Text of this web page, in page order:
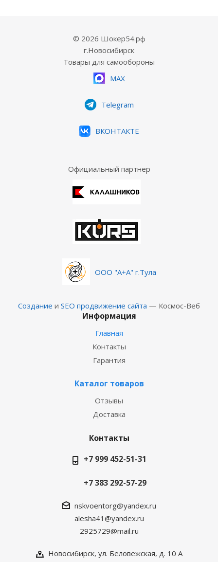
© 2026 Шокер54.рф
г.Новосибирск
Товары для самообороны
MAX
Telegram
ВКОНТАКТЕ
Официальный партнер
ООО "А+А" г.Тула
Создание и SEO продвижение сайта — Космос-Веб
Информация
Главная
Контакты
Гарантия
Каталог товаров
Отзывы
Доставка
Контакты
+7 999 452-51-31
+7 383 292-57-29
nskvoentorg@yandex.ru
alesha41@yandex.ru
2925729@mail.ru
Новосибирск, ул. Беловежская, д. 10 А